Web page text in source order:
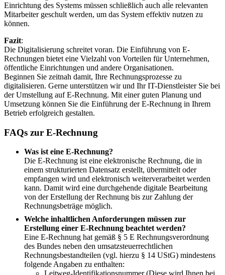
Einrichtung des Systems müssen schließlich auch alle relevanten
Mitarbeiter geschult werden, um das System effektiv nutzen zu
können.
Fazit:
Die Digitalisierung schreitet voran. Die Einführung von E-
Rechnungen bietet eine Vielzahl von Vorteilen für Unternehmen,
öffentliche Einrichtungen und andere Organisationen.
Beginnen Sie zeitnah damit, Ihre Rechnungsprozesse zu
digitalisieren. Gerne unterstützen wir und Ihr IT-Dienstleister Sie bei
der Umstellung auf E-Rechnung. Mit einer guten Planung und
Umsetzung können Sie die Einführung der E-Rechnung in Ihrem
Betrieb erfolgreich gestalten.
FAQs zur E-Rechnung
Was ist eine E-Rechnung?
Die E-Rechnung ist eine elektronische Rechnung, die in
einem strukturierten Datensatz erstellt, übermittelt oder
empfangen wird und elektronisch weiterverarbeitet werden
kann. Damit wird eine durchgehende digitale Bearbeitung
von der Erstellung der Rechnung bis zur Zahlung der
Rechnungsbeträge möglich.
Welche inhaltlichen Anforderungen müssen zur
Erstellung einer E-Rechnung beachtet werden?
Eine E-Rechnung hat gemäß § 5 E Rechnungsverordnung
des Bundes neben den umsatzsteuerrechtlichen
Rechnungsbestandteilen (vgl. hierzu § 14 UStG) mindestens
folgende Angaben zu enthalten: